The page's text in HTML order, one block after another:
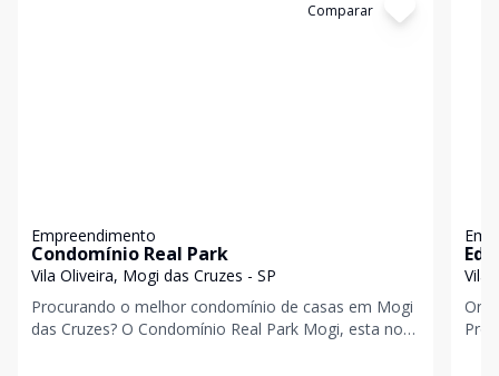
Comparar
Empreendimento
Condomínio Real Park
Vila Oliveira, Mogi das Cruzes - SP
Procurando o melhor condomínio de casas em Mogi
das Cruzes? O Condomínio Real Park Mogi, esta no
Vila